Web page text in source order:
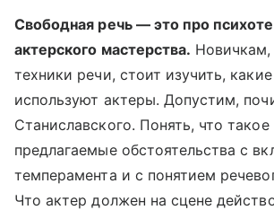
Свободная речь — это про
актерского мастерства.
техники речи, стоит изучить,
используют актеры. Допустим,
Станиславского. Понять, что такое
предлагаемые обстоятельства с
темперамента и с понятием
Что актер должен на сцене